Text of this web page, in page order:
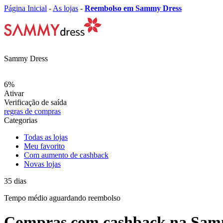
Página Inicial - As lojas - Reembolso em Sammy Dress
Sammy Dress
6%
Ativar
Verificação de saída
regras de compras
Categorias
Todas as lojas
Meu favorito
Com aumento de cashback
Novas lojas
35 dias
Tempo médio aguardando reembolso